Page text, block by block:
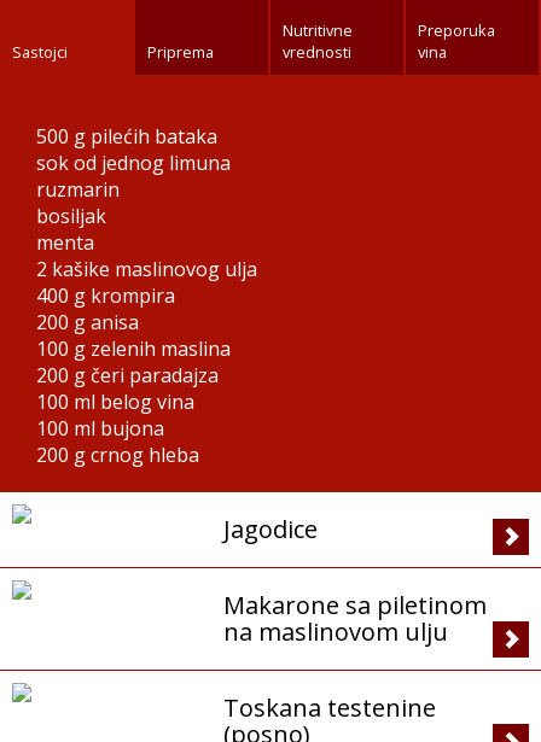
Sastojci Priprema
Nutritivne
vrednosti
Preporuka
vina
500 g pilećih bataka
sok od jednog limuna
ruzmarin
bosiljak
menta
2 kašike maslinovog ulja
400 g krompira
200 ganisa
100 g zelenih maslina
200 g čeri paradajza
100 ml belog vina
100 ml bujona
200 gcrnog hleba
Jagodice
Makarone sa piletinom
na maslinovom ulju
Toskana testenine
(posno)